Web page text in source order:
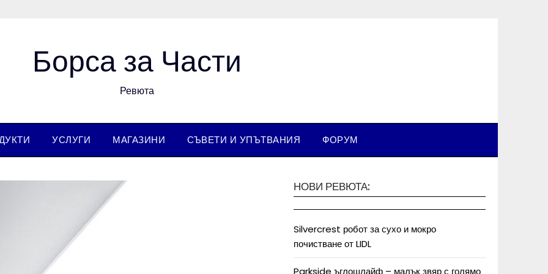
Борса за Части
Ревюта
УСЛУГИ МАГАЗИНИ СЪВЕТИ И УПЪТВАНИЯ ФОРУМ
НОВИ РЕВЮТА:
Silvercrest робот за сухо и мокро
почистване от LIDL
Parkside ъглошлайф – малък звяр с голямо